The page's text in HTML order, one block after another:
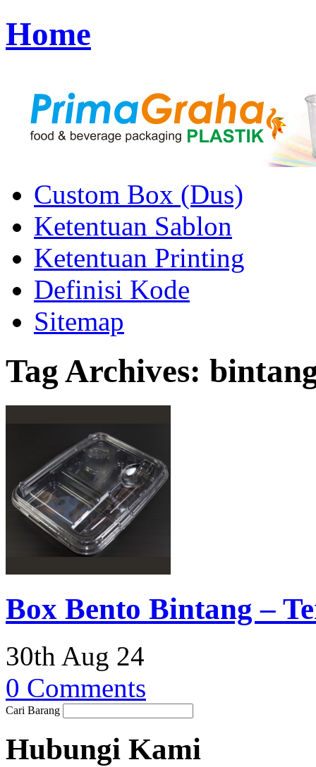
Home
Custom Box (Dus)
Ketentuan Sablon
Ketentuan Printing
Definisi Kode
Sitemap
Tag Archives:
Box Bento Bintang –
30th Aug 24
0 Comments
Cari Barang
Hubungi Kami